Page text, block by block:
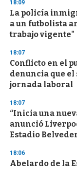
e
c
o
n
s
18:09
La policía
a un futbolista
trabajo vigente"
18:07
Conflicto en el
denuncia que
jornada laboral
18:07
“Inicia una
anunció
Estadio
18:06
Abelardo de la